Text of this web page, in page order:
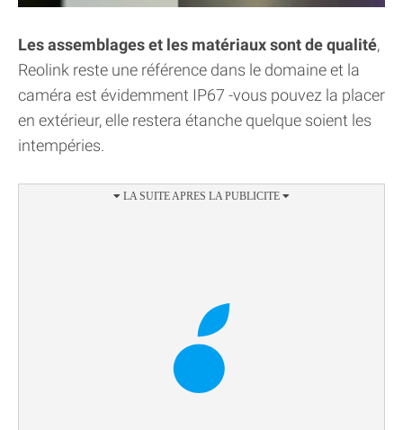
Les assemblages et les matériaux sont de qualité,
Reolink reste une référence dans le domaine et la
caméra est évidemment IP67 -vous pouvez la placer
en extérieur, elle restera étanche quelque soient les
intempéries.